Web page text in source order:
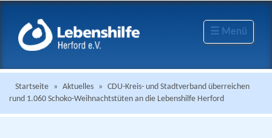
☰ Menü
Startseite » Aktuelles »
CDU-Kreis- und Stadtverband überreichen
rund 1.060 Schoko-Weihnachtstüten an die Lebenshilfe Herford